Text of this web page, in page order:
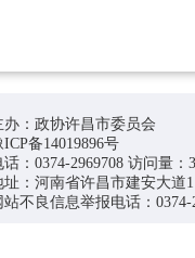
办：政协许昌市委员会
ICP备14019896号
话：0374-2969708 访问量：
址：河南省许昌市建安大道
站不良信息举报电话：